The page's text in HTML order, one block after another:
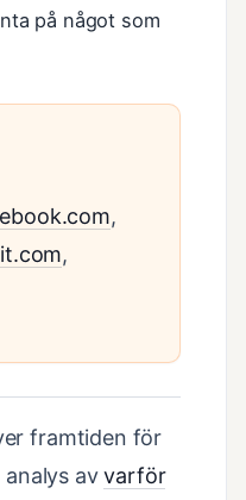
på något som
,
,
framtiden för
analys avvarför